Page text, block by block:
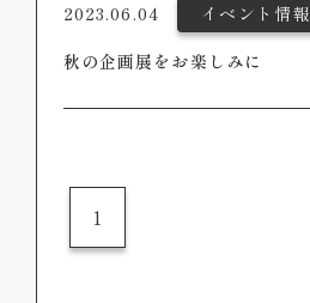
2023.06.04
イベント情報
秋の企画展をお楽しみに
1